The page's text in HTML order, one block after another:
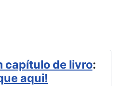
capítulo de livro:
aqui!